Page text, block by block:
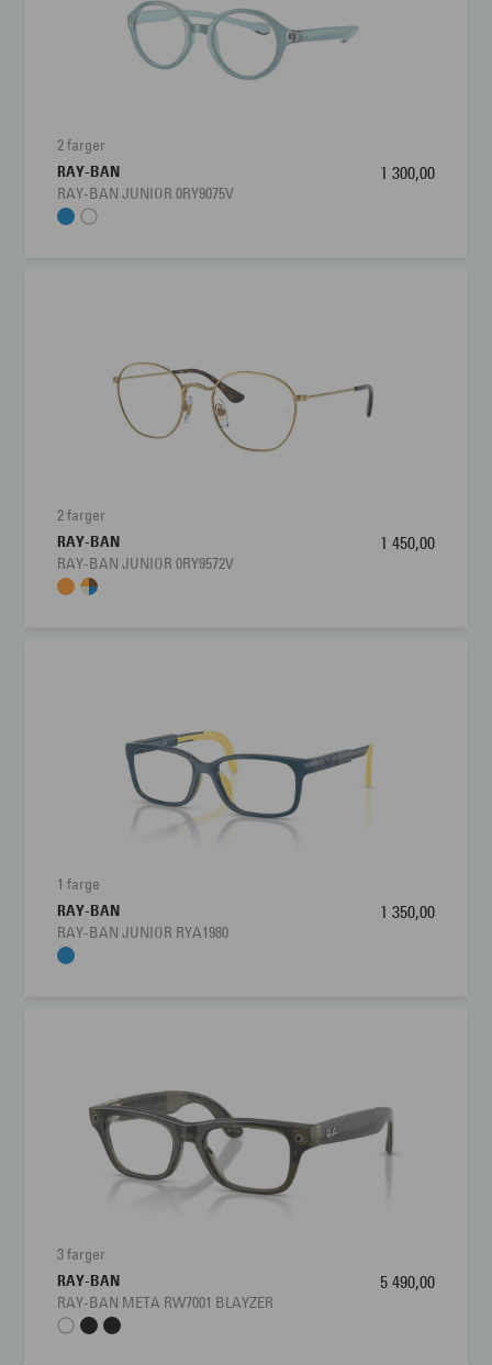
2 farger
RAY-BAN
RAY-BAN JUNIOR 0RY9075V
1 300,00
2 farger
RAY-BAN
RAY-BAN JUNIOR 0RY9572V
1 450,00
1 farge
RAY-BAN
RAY-BAN JUNIOR RYA1980
1 350,00
3 farger
RAY-BAN
RAY-BAN META RW7001 BLAYZER
5 490,00